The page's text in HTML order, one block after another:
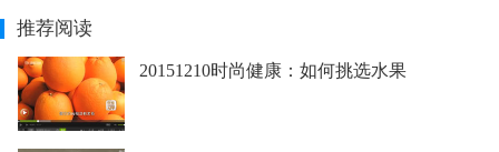
推荐阅读
20151210时尚健康：如何挑选水果